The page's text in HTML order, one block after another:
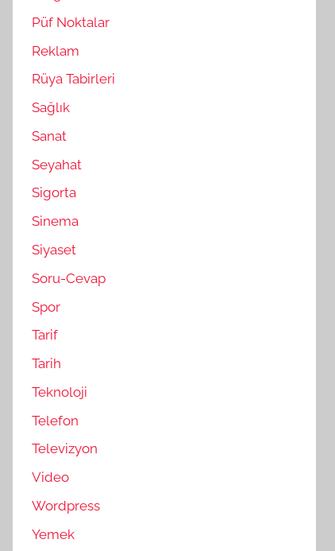
Püf Noktalar
Reklam
Rüya Tabirleri
Sağlık
Sanat
Seyahat
Sigorta
Sinema
Siyaset
Soru-Cevap
Spor
Tarif
Tarih
Teknoloji
Telefon
Televizyon
Video
Wordpress
Yemek